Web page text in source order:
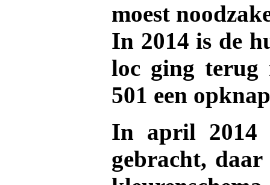
moest
In 2014 is de
loc ging
501 een
In april 2014
gebracht,